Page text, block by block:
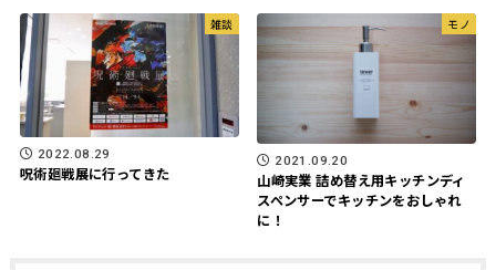
雑談
2022.08.29
呪術廻戦展に行ってきた
モノ
2021.09.20
山崎実業 詰め替え用キッチンディ
スペンサーでキッチンをおしゃれ
に！